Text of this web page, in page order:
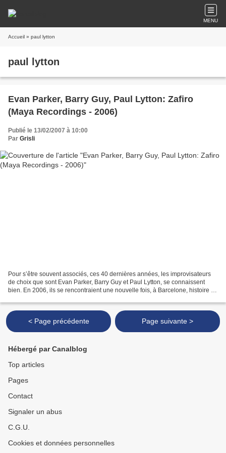
MENU
Accueil » paul lytton
paul lytton
Evan Parker, Barry Guy, Paul Lytton: Zafiro
(Maya Recordings - 2006)
Publié le 13/02/2007 à 10:00
Par Grisli
Pour s’être souvent associés, ces 40 dernières années, les improvisateurs
de choix que sont Evan Parker, Barry Guy et Paul Lytton, se connaissent
bien. En 2006, ils se rencontraient une nouvelle fois, à Barcelone, histoire de
< Page précédente Page suivante >
Hébergé par Canalblog
Top articles
Pages
Contact
Signaler un abus
C.G.U.
Cookies et données personnelles